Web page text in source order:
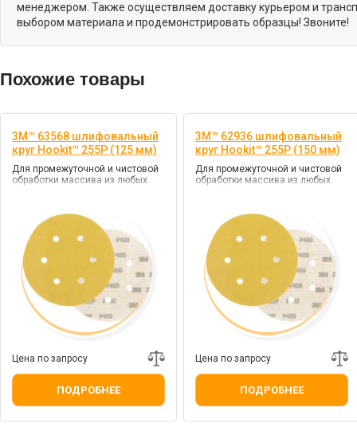
менеджером. Также осуществляем доставку курьером и
выбором материала и продемонстрировать образцы! Звоните!
Похожие товары
3M™ 63568 шлифовальный
круг Hookit™ 255P (125 мм)
Для промежуточной и чистовой
обработки массива из любых
Цена по запросу
ПОДРОБНЕЕ
3M™ 62936 шлифовальный
круг Hookit™ 255P (150 мм)
Для промежуточной и чистовой
обработки массива из любых
Цена по запросу
ПОДРОБНЕЕ